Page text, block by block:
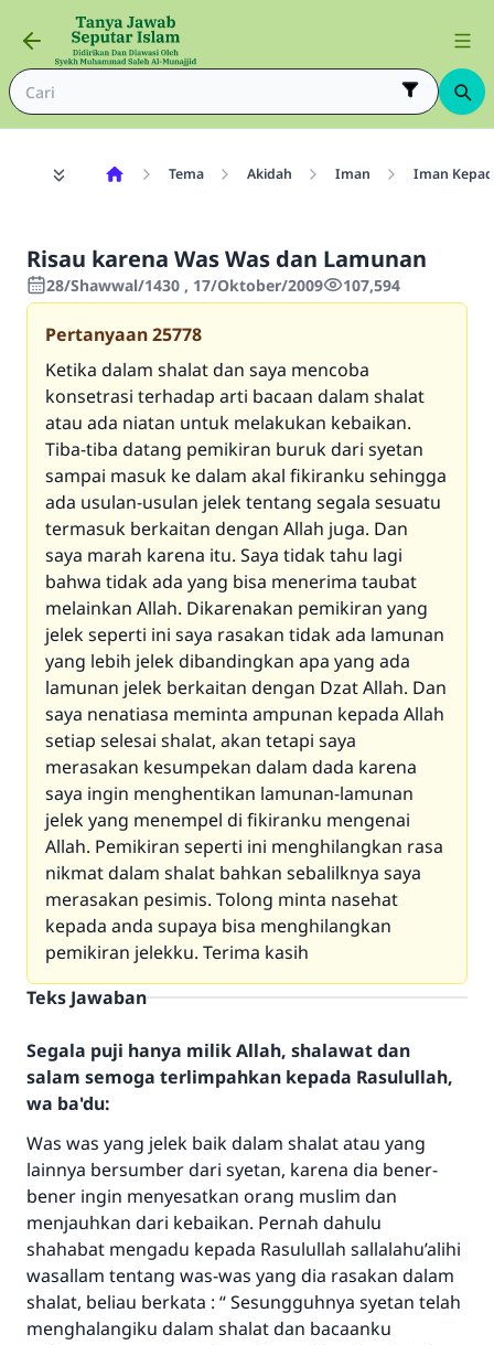
Tema Akidah Iman Iman
Risau karena Was Was dan Lamunan
28/Shawwal/1430 , 17/Oktober/2009 107,594
Pertanyaan25778
Ketika dalam shalat dan saya mencoba
konsetrasi terhadap arti bacaan dalam shalat
atau ada niatan untuk melakukan kebaikan.
Tiba-tiba datang pemikiran buruk dari syetan
sampai masuk ke dalam akal fikiranku sehingga
ada usulan-usulan jelek tentang segala sesuatu
termasuk berkaitan dengan Allah juga. Dan
saya marah karena itu. Saya tidak tahu lagi
bahwa tidak ada yang bisa menerima taubat
melainkan Allah. Dikarenakan pemikiran yang
jelek seperti ini saya rasakan tidak ada lamunan
yang lebih jelek dibandingkan apa yang ada
lamunan jelek berkaitan dengan Dzat Allah. Dan
saya nenatiasa meminta ampunan kepada Allah
setiap selesai shalat, akan tetapi saya
merasakan kesumpekan dalam dada karena
saya ingin menghentikan lamunan-lamunan
jelek yang menempel di fikiranku mengenai
Allah. Pemikiran seperti ini menghilangkan rasa
nikmat dalam shalat bahkan sebalilknya saya
merasakan pesimis. Tolong minta nasehat
kepada anda supaya bisa menghilangkan
pemikiran jelekku. Terima kasih
Teks Jawaban
Segala puji hanya milik Allah, shalawat dan
salam semoga terlimpahkan kepada Rasulullah,
wa ba'du:
Was was yang jelek baik dalam shalat atau yang
lainnya bersumber dari syetan, karena dia bener-
bener ingin menyesatkan orang muslim dan
menjauhkan dari kebaikan. Pernah dahulu
shahabat mengadu kepada Rasulullah sallalahu’alihi
wasallam tentang was-was yang dia rasakan dalam
shalat, beliau berkata : “ Sesungguhnya syetan telah
menghalangiku dalam shalat dan bacaanku